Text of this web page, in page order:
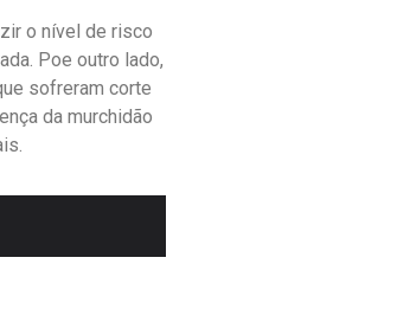
o nível de risco
Poe outro lado,
sofreram corte
da murchidão